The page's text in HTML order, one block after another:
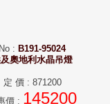
No : B191-95024
奧地利水晶吊燈
定 價: 871200
價 : 145200